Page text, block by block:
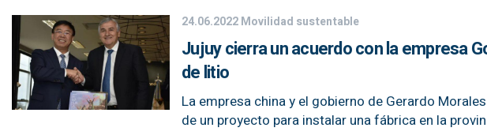
24.06.2022Movilidad sustentable
Jujuy cierra un acuerdo con la empresa
de litio
La empresa china y el gobierno de Gerardo
de un proyecto para instalar una fábrica en la